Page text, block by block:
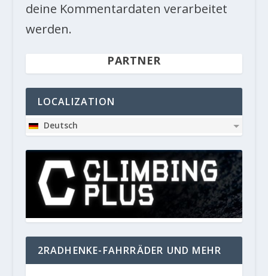
deine Kommentardaten verarbeitet
werden.
PARTNER
LOCALIZATION
Deutsch
2RADHENKE-FAHRRÄDER UND MEHR